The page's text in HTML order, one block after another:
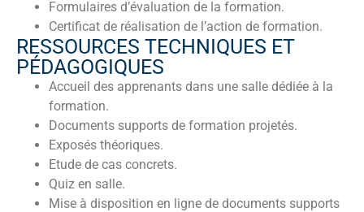
Formulaires d’évaluation de la formation.
Certificat de réalisation de l’action de formation.
RESSOURCES TECHNIQUES ET
PÉDAGOGIQUES
Accueil des apprenants dans une salle dédiée à la
formation.
Documents supports de formation projetés.
Exposés théoriques.
Etude de cas concrets.
Quiz en salle.
Mise à disposition en ligne de documents supports